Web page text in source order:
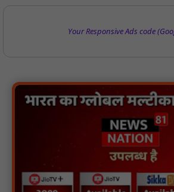
Your Responsive Ads code
.डिप्टी चीफ मिनिस्टर सुमित्राताई पवार से वर्धा जिले
मुलाकात की : NN81
बिलासपुर पुलिस द्वारा विवेचना प्रणाली को अधिक
एवं समयबद्ध बनाने के लिए जिले के सभी थानों एवं
प्रणालियों का प्रभावी क्रियान्वयन किया गया : NN81
वन ग्राम दीदमदा में 10 बालिकाओं को साइकिलों का
उज्ज्वल भविष्य की शुभकामनाएं : NN81
रसिंहपुर जिले की जनपद पंचायत चीचली में जनपद
कार्यपालन अधिकारी के बीच विवाद : NN81